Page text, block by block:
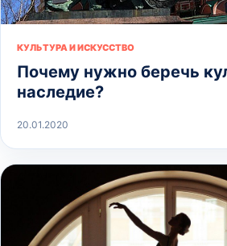
КУЛЬТУРА И ИСКУССТВО
Почему нужно беречь
наследие?
20.01.2020